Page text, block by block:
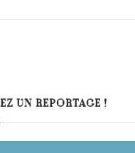
UN REPORTAGE !